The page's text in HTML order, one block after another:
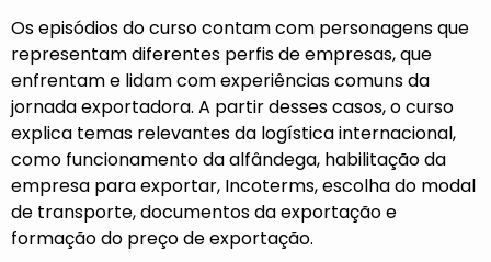
Os episódios do curso contam com personagens que
representam diferentes perfis de empresas, que
enfrentam e lidam com experiências comuns da
jornada exportadora. A partir desses casos, o curso
explica temas relevantes da logística internacional,
como funcionamento da alfândega, habilitação da
empresa para exportar, Incoterms, escolha do modal
de transporte, documentos da exportação e
formação do preço de exportação.